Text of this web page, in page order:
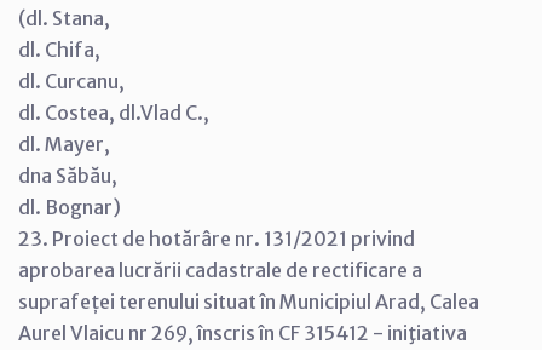
(dl. Stana,
dl. Chifa,
dl. Curcanu,
dl. Costea, dl.Vlad C.,
dl. Mayer,
dna Săbău,
dl. Bognar)
23. Proiect de hotărâre nr. 131/2021 privind
aprobarea lucrării cadastrale de rectificare a
suprafeței terenului situat în Municipiul Arad, Calea
Aurel Vlaicu nr 269, înscris în CF 315412 - iniţiativa